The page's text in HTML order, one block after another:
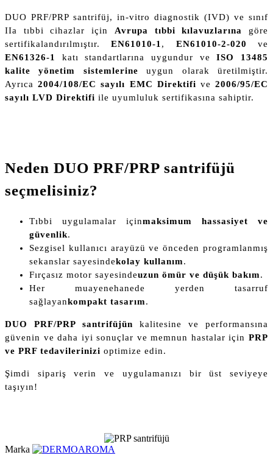
DUO PRF/PRP santrifüj, in-vitro diagnostik (IVD) ve sınıf
IIa tıbbi cihazlar için Avrupa tıbbi kılavuzlarına göre
sertifikalandırılmıştır.EN61010-1, EN61010-2-020
ve
EN61326-1
katı standartlarına uygundur veISO 13485
kalite yönetim sistemlerine uygun olarak üretilmiştir.
Ayrıca2004/108/EC sayılı EMC Direktifi ve2006/95/EC
sayılı LVD Direktifi ile uyumluluk sertifikasına sahiptir.
Neden DUO PRF/PRP santrifüjü
seçmelisiniz?
Tıbbi uygulamalar içinmaksimum hassasiyet ve
güvenlik.
Sezgisel kullanıcı arayüzü ve önceden programlanmış
sekanslar sayesindekolay kullanım.
Fırçasız motor sayesindeuzun ömür ve düşük bakım.
Her muayenehanede yerden tasarruf
sağlayankompakt tasarım.
DUO PRF/PRP santrifüjün kalitesine ve performansına
güvenin ve daha iyi sonuçlar ve memnun hastalar için PRP
ve PRF tedavilerinizi optimize edin.
Şimdi sipariş verin ve uygulamanızı bir üst seviyeye
taşıyın!
Marka